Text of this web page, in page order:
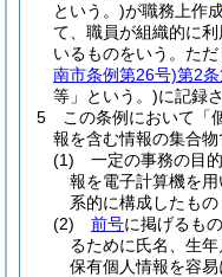
という。)が職務上作
て、職員が組織的に
いるものをいう。 ただ
南市条例第26号)第2
等」という。)に記録
5
この条例において「
報を含む情報の集合物
(1)
一定の事務の目
報を電子計算機を
系的に構成したもの
(2)
前号に掲げるも
るために氏名、生
保有個人情報を容